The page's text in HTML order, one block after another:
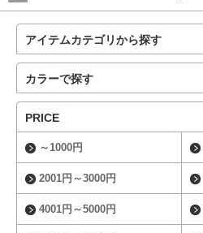
アイテムカテゴリから探す
カラーで探す
PRICE
～1000円
2001円～3000円
4001円～5000円